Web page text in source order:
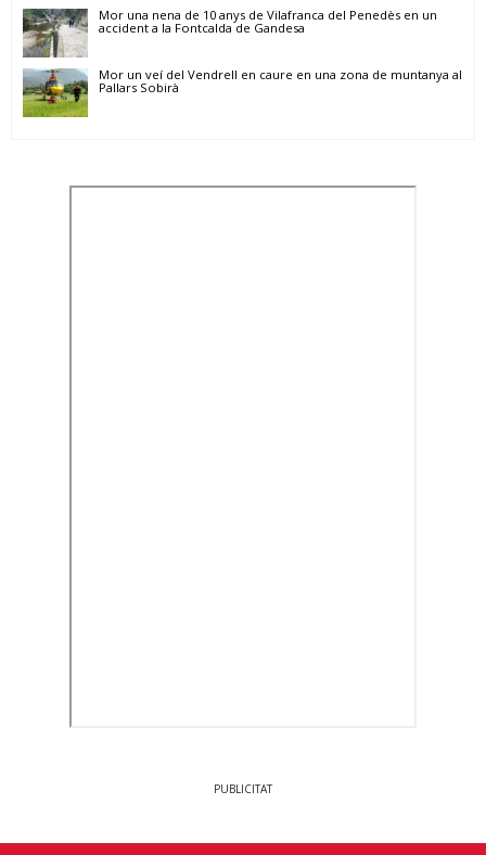
Mor una nena de 10 anys de Vilafranca del Penedès en un
accident a la Fontcalda de Gandesa
Mor un veí del Vendrell en caure en una zona de muntanya al
Pallars Sobirà
PUBLICITAT